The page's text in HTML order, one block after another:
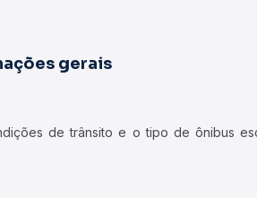
gerais
de trânsito e o tipo de ônibus